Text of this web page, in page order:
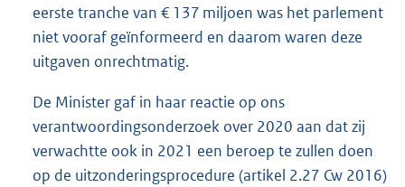
eerste tranche van € 137 miljoen was het parlement
niet vooraf geïnformeerd en daarom waren deze
uitgaven onrechtmatig.
De Minister gaf in haar reactie op ons
verantwoordingsonderzoek over 2020 aan dat zij
verwachtte ook in 2021 een beroep te zullen doen
op de uitzonderingsprocedure (artikel 2.27 Cw 2016)